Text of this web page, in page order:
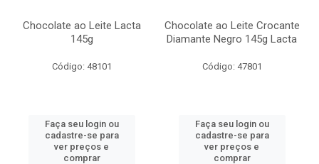
Chocolate ao Leite Lacta
145g
Código: 48101
Faça seu login ou
cadastre-se para
ver preços e
comprar
Chocolate ao Leite Crocante
Diamante Negro 145g Lacta
Código: 47801
Faça seu login ou
cadastre-se para
ver preços e
comprar